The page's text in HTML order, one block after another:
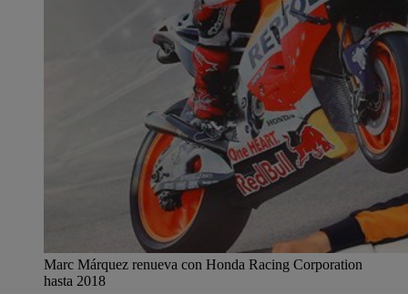
Marc Márquez renueva con Honda Racing Corporation
hasta 2018